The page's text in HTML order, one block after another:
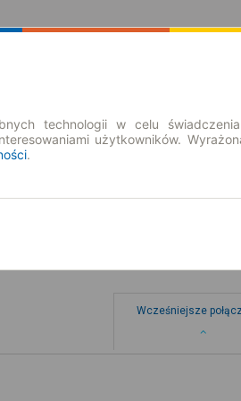
Wcześniejsze
technologii w celu
użytkowników.
.